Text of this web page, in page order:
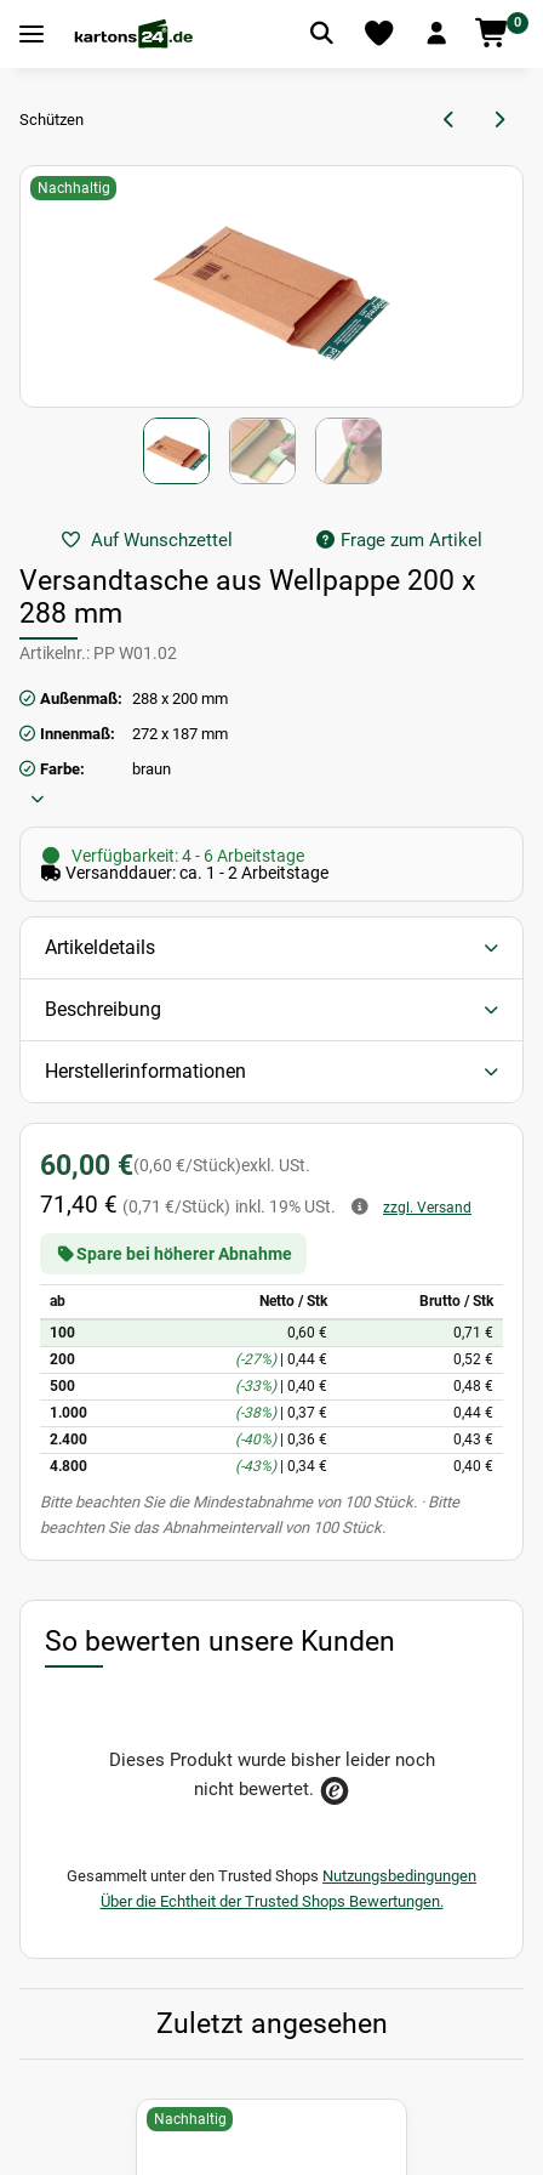
0
Schützen
Nachhaltig
Auf Wunschzettel Frage zum Artikel
Versandtasche aus Wellpappe 200 x
288 mm
Artikelnr.: PP W01.02
Außenmaß: 288 x 200 mm
Innenmaß:
272 x 187 mm
Farbe:
braun
Verfügbarkeit: 4 - 6 Arbeitstage
Versanddauer: ca. 1 - 2 Arbeitstage
Artikeldetails
Beschreibung
Herstellerinformationen
60,00 €(0,60 €/Stück)exkl. USt.
71,40 € (0,71 €/Stück) inkl. 19% USt. zzgl. Versand
Spare bei höherer Abnahme
ab Netto / Stk
Brutto / Stk
100
0,60 €
0,71 €
200
(-27%) 0,44 €
0,52 €
500
(-33%) 0,40 €
0,48 €
1.000
(-38%) 0,37 €
0,44 €
2.400
(-40%) 0,36 €
0,43 €
4.800
(-43%) 0,34 € 0,40 €
xBitte beachten Sie die Mindestabnahme von 100 Stück. · Bitte
beachten Sie das Abnahmeintervall von 100 Stück.
So bewerten unsere Kunden
Dieses Produkt wurde bisher leider noch
nicht bewertet.
Gesammelt unter den Trusted Shops Nutzungsbedingungen
Über die Echtheit der Trusted Shops Bewertungen.
Zuletzt angesehen
Nachhaltig